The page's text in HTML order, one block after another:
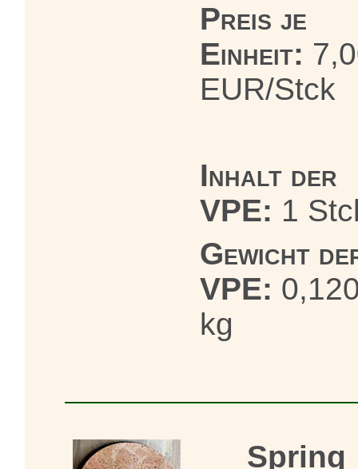
Preis je
Einheit:
EUR/Stck
Inhalt der
VPE: 1
Gewicht
VPE:
kg
Spring